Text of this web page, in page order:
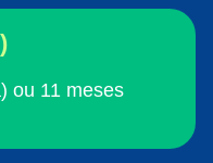
ou 11 meses